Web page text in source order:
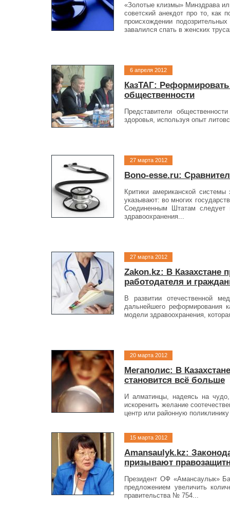
«Золотые клизмы» Минздрава
советский анекдот про то,
происхождении
завалился спать в женских
6 апреля 2012
КазТАГ:
общественности
Представители
здоровья, используя опыт
27 марта 2012
Bono-esse.ru:
Критики американской
указывают: во многих
Соединенным Штатам следует
здравоохранения...
27 марта 2012
Zakon.kz: В Казахстане
работодателя и
В развитии отечественной
дальнейшего реформирования
модели здравоохранения,
20 марта 2012
Мегаполис: В
становится всё больше
И алматинцы, надеясь на
искоренить желание
центр или районную
15 марта 2012
Amansaulyk.kz:
призывают
Президент ОФ «Амансаулык»
предложением увеличить
правительства № 754...